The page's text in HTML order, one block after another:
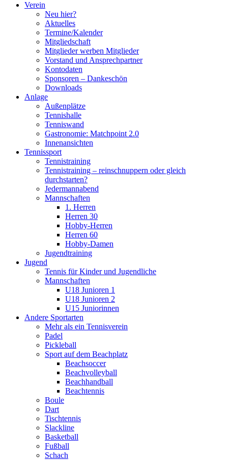
Verein
Neu hier?
Aktuelles
Termine/Kalender
Mitgliedschaft
Mitglieder werben Mitglieder
Vorstand und Ansprechpartner
Kontodaten
Sponsoren – Dankeschön
Downloads
Anlage
Außenplätze
Tennishalle
Tenniswand
Gastronomie: Matchpoint 2.0
Innenansichten
Tennissport
Tennistraining
Tennistraining – reinschnuppern oder gleich
durchstarten?
Jedermannabend
Mannschaften
1. Herren
Herren 30
Hobby-Herren
Herren 60
Hobby-Damen
Jugendtraining
Jugend
Tennis für Kinder und Jugendliche
Mannschaften
U18 Junioren 1
U18 Junioren 2
U15 Juniorinnen
Andere Sportarten
Mehr als ein Tennisverein
Padel
Pickleball
Sport auf dem Beachplatz
Beachsoccer
Beachvolleyball
Beachhandball
Beachtennis
Boule
Dart
Tischtennis
Slackline
Basketball
Fußball
Schach